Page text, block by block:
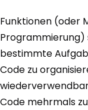
Funktionen (oder
Programmierung)
bestimmte
Code zu
Code mehrmals